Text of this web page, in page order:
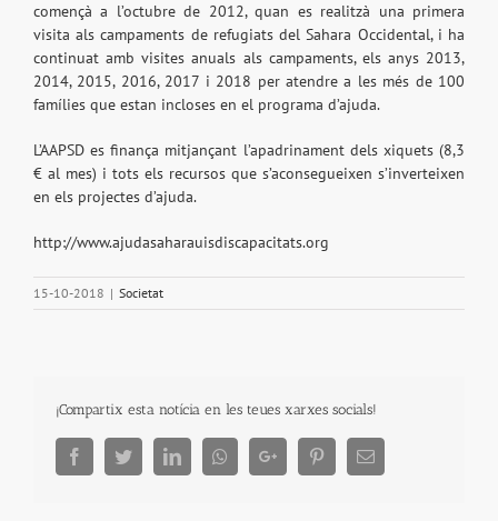
començà a l’octubre de 2012, quan es realitzà una primera
visita als campaments de refugiats del Sahara Occidental, i ha
continuat amb visites anuals als campaments, els anys 2013,
2014, 2015, 2016, 2017 i 2018 per atendre a les més de 100
famílies que estan incloses en el programa d’ajuda.
L’AAPSD es finança mitjançant l’apadrinament dels xiquets (8,3
€ al mes) i tots els recursos que s’aconsegueixen s’inverteixen
en els projectes d’ajuda.
http://www.ajudasaharauisdiscapacitats.org
15-10-2018 | Societat
¡Compartix esta notícia en les teues xarxes socials!
FacebookTwitterLinkedInWhatsappGoogle+ PinterestEmail